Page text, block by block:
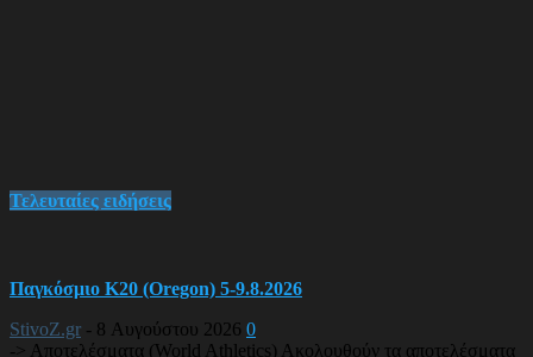
Τελευταίες ειδήσεις
Παγκόσμιο Κ20 (Oregon) 5-9.8.2026
StivoZ.gr - 8 Αυγούστου 2026 0
-> Αποτελέσματα (World Athletics) Ακολουθούν τα αποτελέσματα